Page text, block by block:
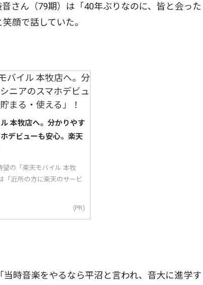
さん（79期）は「40年ぶりなのに、皆と会った
顔で話していた。
本牧店へ。分かりやす
デビューも安心。楽天
望の「楽天モバイル 本牧
「近所の方に楽天のサービ
(PR)
時音楽をやるなら平沼と言われ、音大に進学す